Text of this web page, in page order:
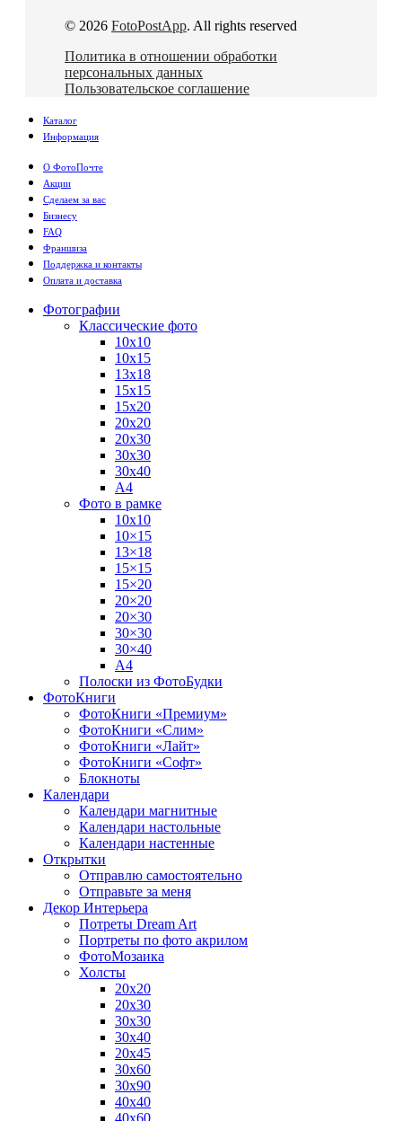
© 2026 FotoPostApp. All rights reserved
Политика в отношении обработки
персональных данных
Пользовательское соглашение
Каталог
Информация
О ФотоПочте
Акции
Сделаем за вас
Бизнесу
FAQ
Франшиза
Поддержка и контакты
Оплата и доставка
Фотографии
Классические фото
10х10
10х15
13х18
15х15
15х20
20х20
20х30
30х30
30х40
А4
Фото в рамке
10х10
10×15
13×18
15×15
15×20
20×20
20×30
30×30
30×40
A4
Полоски из ФотоБудки
ФотоКниги
ФотоКниги «Премиум»
ФотоКниги «Слим»
ФотоКниги «Лайт»
ФотоКниги «Софт»
Блокноты
Календари
Календари магнитные
Календари настольные
Календари настенные
Открытки
Отправлю самостоятельно
Отправьте за меня
Декор Интерьера
Потреты Dream Art
Портреты по фото акрилом
ФотоМозаика
Холсты
20х20
20х30
30х30
30х40
20х45
30х60
30х90
40х40